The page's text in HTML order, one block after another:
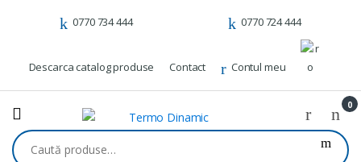
0770 734 444 0770 724 444
Descarca catalog produse Contact Contul meu
0
Caută după: